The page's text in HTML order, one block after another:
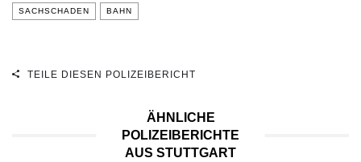
SACHSCHADEN BAHN
TEILE DIESEN POLIZEIBERICHT
ÄHNLICHE
POLIZEIBERICHTE
AUS STUTTGART